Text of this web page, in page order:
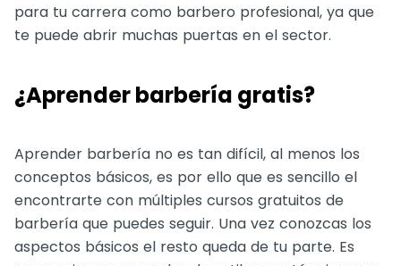
para tu carrera como barbero profesional, ya que
te puede abrir muchas puertas en el sector.
¿Aprender barbería gratis?
Aprender barbería no es tan difícil, al menos los
conceptos básicos, es por ello que es sencillo el
encontrarte con múltiples cursos gratuitos de
barbería que puedes seguir. Una vez conozcas los
aspectos básicos el resto queda de tu parte. Es